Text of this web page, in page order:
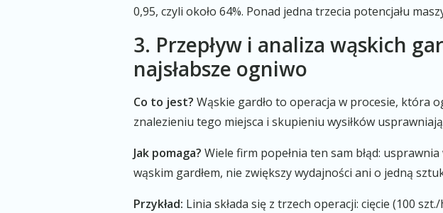
0,95, czyli około 64%. Ponad jedna trzecia potencjału
3. Przepływ i analiza wąskich
najsłabsze ogniwo
Co to jest? Wąskie gardło to operacja w procesie, która
znalezieniu tego miejsca i skupieniu wysiłków
Jak pomaga? Wiele firm popełnia ten sam błąd:
wąskim gardłem, nie zwiększy wydajności ani o jedną
Przykład: Linia składa się z trzech operacji: cięcie (100